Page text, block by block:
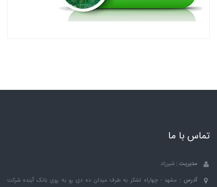
تماس با ما
مدیریت : شیرزاد
آدرس : مشهد - چهاراه لشکر به طرف میدان ده دی رو به روی بانک ٱینده شرکت